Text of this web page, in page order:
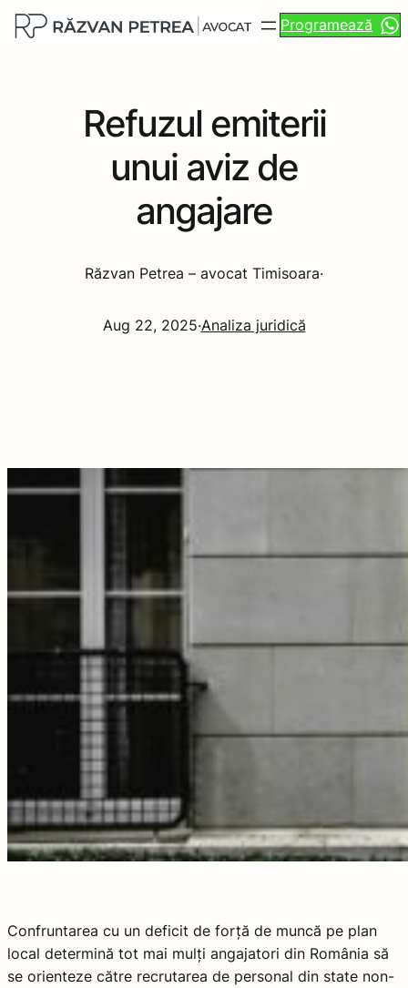
Programează
Refuzul emiterii
unui aviz de
angajare
Răzvan Petrea – avocat Timisoara·
Aug 22, 2025·Analiza juridică
Confruntarea cu un deficit de forță de muncă pe plan
local determină tot mai mulți angajatori din România să
se orienteze către recrutarea de personal din state non-